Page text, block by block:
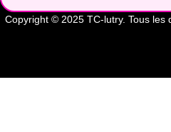
Copyright © 2025 TC-lutry. Tous les